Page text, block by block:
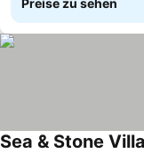
Preise zu sehen
Sea & Stone